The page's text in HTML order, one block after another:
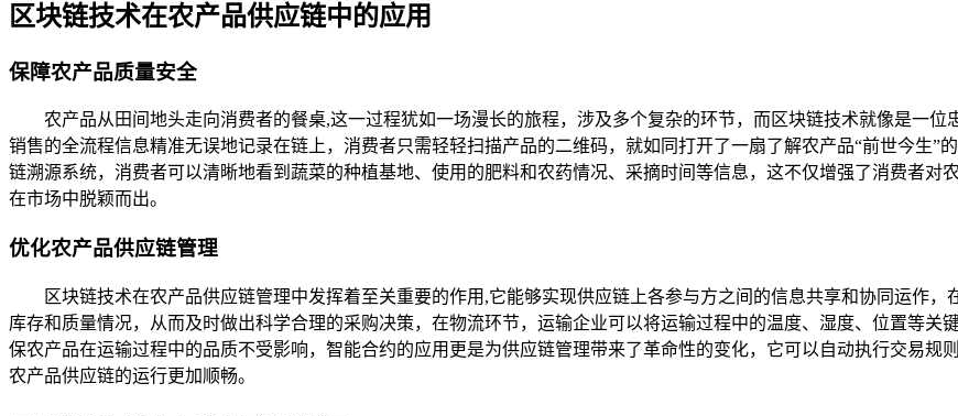
区块链技术在农产品供应链中的应用
保障农产品质量安全
农产品从田间地头走向消费者的餐桌,这一过程犹如一场漫长的旅程，涉及多个复杂的环节，而区块链技术就像是一
销售的全流程信息精准无误地记录在链上，消费者只需轻轻扫描产品的二维码，就如同打开了一扇了解农产品“前世今生”
链溯源系统，消费者可以清晰地看到蔬菜的种植基地、使用的肥料和农药情况、采摘时间等信息，这不仅增强了消费者对
在市场中脱颖而出。
优化农产品供应链管理
区块链技术在农产品供应链管理中发挥着至关重要的作用,它能够实现供应链上各参与方之间的信息共享和协同运作
库存和质量情况，从而及时做出科学合理的采购决策，在物流环节，运输企业可以将运输过程中的温度、湿度、位置等关
保农产品在运输过程中的品质不受影响，智能合约的应用更是为供应链管理带来了革命性的变化，它可以自动执行交易规
农产品供应链的运行更加顺畅。